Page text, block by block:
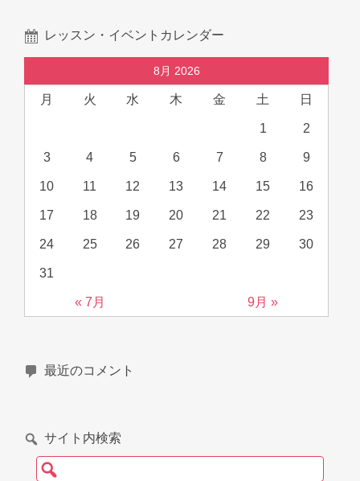
レッスン・イベントカレンダー
8月 2026
月 火 水 木 金 土 日
« 7月 9月 »
1 2
3 4 5 6 7 8 9
10 11 12 13 14 15 16
17 18 19 20 21 22 23
24 25 26 27 28 29 30
31
最近のコメント
サイト内検索
検索: